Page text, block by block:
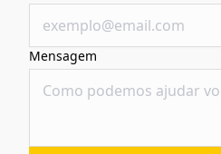
Mensagem